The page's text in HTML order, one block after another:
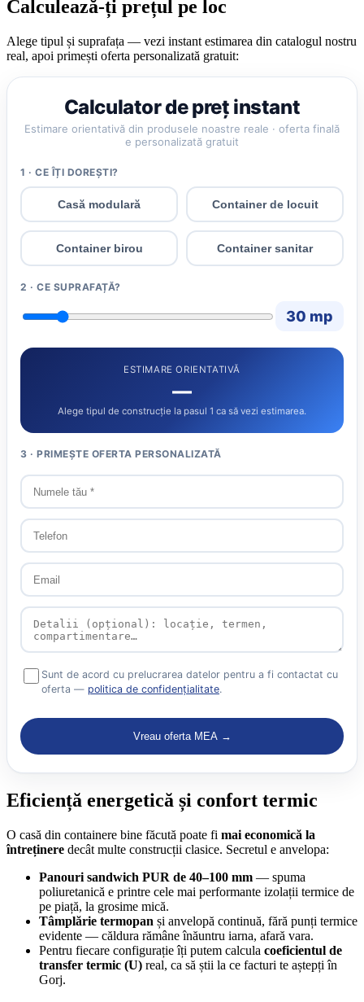
Calculează-ți prețul pe loc
Alege tipul și suprafața — vezi instant estimarea din catalogul nostru
real, apoi primești oferta personalizată gratuit:
Calculator de preț instant
Estimare orientativă din produsele noastre reale · oferta finală
e personalizată gratuit
1 · CE ÎȚI DOREȘTI?
Casă modulară Container de locuit
Container birou Container sanitar
2 · CE SUPRAFAȚĂ?
30 mp
ESTIMARE ORIENTATIVĂ
—
Alege tipul de construcție la pasul 1 ca să vezi estimarea.
3 · PRIMEȘTE OFERTA PERSONALIZATĂ
Sunt de acord cu prelucrarea datelor pentru a fi contactat cu
oferta — politica de confidențialitate.
Vreau oferta MEA →
Eficiență energetică și confort termic
O casă din containere bine făcută poate fi mai economică la
întreținere decât multe construcții clasice. Secretul e anvelopa:
Panouri sandwich PUR de 40–100 mm — spuma
poliuretanică e printre cele mai performante izolații termice de
pe piață, la grosime mică.
Tâmplărie termopan și anvelopă continuă, fără punți termice
evidente — căldura rămâne înăuntru iarna, afară vara.
Pentru fiecare configurație îți putem calcula coeficientul de
transfer termic (U) real, ca să știi la ce facturi te aștepți în
Gorj.